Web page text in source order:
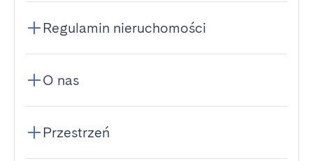
Regulamin nieruchomości
O nas
Przestrzeń